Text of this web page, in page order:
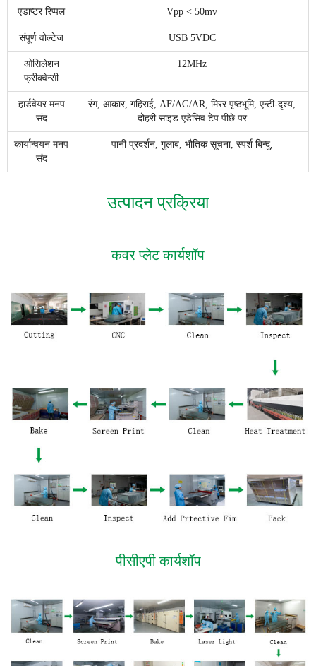
एडाप्टर रिप्पल Vpp < 50mv
संपूर्ण वोल्टेज USB 5VDC
ओसिलेशन
फ्रीक्वेन्सी
12MHz
हार्डवेयर मनप
संद
रंग, आकार, गहिराई, AF/AG/AR, मिरर पृष्ठभूमि, एन्टी-दृश्य,
दोहरी साइड एडेसिव टेप पीछे पर
कार्यान्वयन मनप
संद
पानी प्रदर्शन, गुलाब, भौतिक सूचना, स्पर्श बिन्दु,
उत्पादन प्रक्रिया
कवर प्लेट कार्यशॉप
पीसीएपी कार्यशॉप